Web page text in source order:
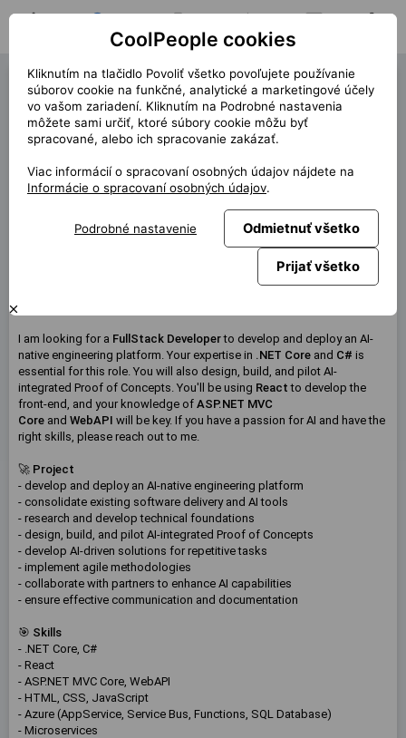
Hľadať pozíciu Moja pozícia Notifikácie
FullStack Developer (40548)
« späť
Miesto
Start (dĺžka)
9/2025 (12m)
Home office
99%
I am looking for a FullStack Developerto develop and deploy an AI-
native engineering platform. Your expertise in .NET Core and C# is
essential for this role. You will also design, build, and pilot AI-
integrated Proof of Concepts. You'll be using React to develop the
front-end, and your knowledge of ASP.NET MVC
Core and WebAPI will be key. If you have a passion for AI and have the
right skills, please reach out to me.
🚀 Project
- develop and deploy an AI-native engineering platform
- consolidate existing software delivery and AI tools
- research and develop technical foundations
- design, build, and pilot AI-integrated Proof of Concepts
- develop AI-driven solutions for repetitive tasks
- implement agile methodologies
- collaborate with partners to enhance AI capabilities
- ensure effective communication and documentation
🎯 Skills
- .NET Core, C#
- React
- ASP.NET MVC Core, WebAPI
- HTML, CSS, JavaScript
- Azure (AppService, Service Bus, Functions, SQL Database)
- Microservices
CoolPeople cookies
Kliknutím na tlačidlo Povoliť všetko povoľujete používanie
súborov cookie na funkčné, analytické a marketingové účely
vo vašom zariadení. Kliknutím na Podrobné nastavenia
môžete sami určiť, ktoré súbory cookie môžu byť
spracované, alebo ich spracovanie zakázať.
Viac informácií o spracovaní osobných údajov nájdete na
Informácie o spracovaní osobných údajov.
Podrobné nastavenie Odmietnuť všetko
Prijať všetko